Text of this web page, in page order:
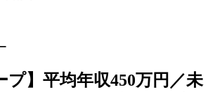
プ】平均年収450万円／未